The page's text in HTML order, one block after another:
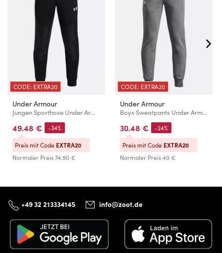
CODE: EXTRA20
Under Armour
Jungen Sporthose Under Armour UA Armour Flc Pro Utility P
49.48 €
Normaler Preis74.90 €
-34%
Preis mit Code EXTRA20
CODE: EXTRA20
Under Armour
Boys Sweatpants Under Armour UA RIVAL FLEECE JOGGERS
30.48 €
Normaler Preis40 €
-24%
Preis mit Code EXTRA20
+49 32 213334145 info@zoot.de